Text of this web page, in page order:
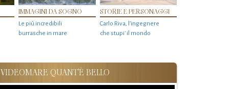
IMMAGINI DA SOGNO
Le più incredibili
burrasche in mare
STORIE E PERSONAGGI
Carlo Riva, l’ingegnere
che stupi' il mondo
VIDEOMARE QUANT'È BELLO